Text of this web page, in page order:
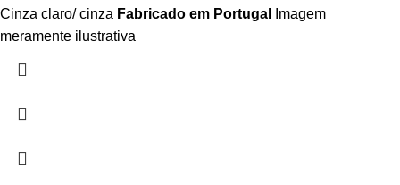
Cinza claro/ cinza Fabricado em Portugal
Imagem
meramente ilustrativa